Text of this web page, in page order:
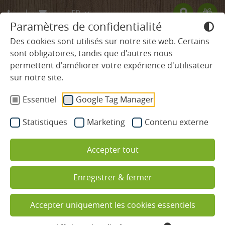
Paramètres de confidentialité
Des cookies sont utilisés sur notre site web. Certains
sont obligatoires, tandis que d'autres nous
permettent d'améliorer votre expérience d'utilisateur
sur notre site.
Essentiel
Google Tag Manager
Statistiques Marketing Contenu externe
Accepter tout
Enregistrer & fermer
Accepter uniquement les cookies essentiels
FR
DE
EN
HÔTEL
CHAMBRES & TARIFS
BIEN-ÊTRE ET SPA
Spa et espace sauna
Soins de beauté
Passer des vacances de bien-être
avec des enfants dans la Forêt-